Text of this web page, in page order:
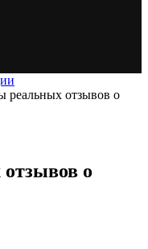
реальных отзывов о
о